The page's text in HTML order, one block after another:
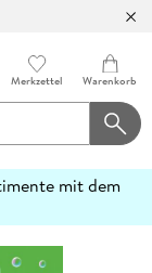
Merkzettel Warenkorb
mit dem